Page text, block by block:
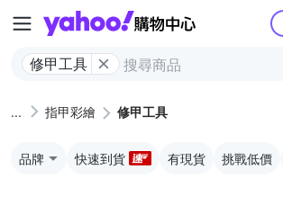
Yahoo購物
修甲工具
指甲彩繪 修甲工具
品牌 快速到貨 有現貨 挑戰低價